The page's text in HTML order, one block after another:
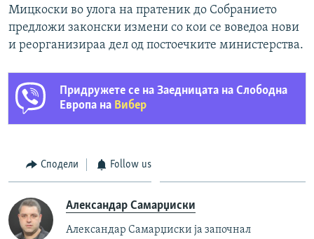
Мицкоски во улога на пратеник до Собранието
предложи законски измени со кои се воведоа нови
и реорганизираа дел од постоечките министерства.
Придружете се на Заедницата на Слободна
Европа на Вибер
Сподели Follow us
Александар Самарџиски
Александар Самарџиски ја започнал